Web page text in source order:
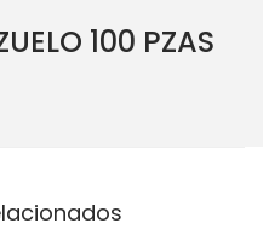
100 PZAS